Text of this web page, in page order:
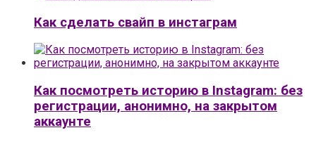
Как сделать свайп в инстаграм
Как посмотреть историю в Instagram: без
регистрации, анонимно, на закрытом
аккаунте